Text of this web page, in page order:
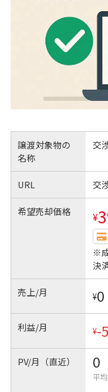
譲渡対象物の
名称
交
URL 交
希望売却価格 ¥
※
決
売上/月 ¥0
利益/月 ¥-
PV/月（直近） 0
平